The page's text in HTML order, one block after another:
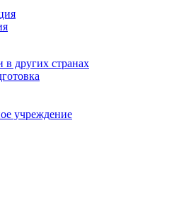
в других странах
учреждение